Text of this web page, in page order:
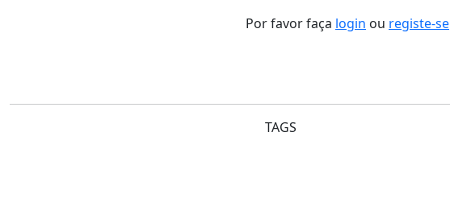
Por favor faça login ou registe-se
TAGS